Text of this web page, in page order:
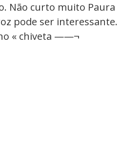
Não curto muito Paura
pode ser interessante.
« chiveta ——¬